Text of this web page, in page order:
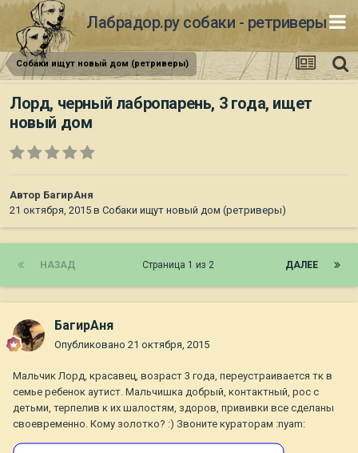
Лабрадор.ру собаки - ретриверы
Собаки ищут новый дом (ретриверы)
Лорд, черный лабропарень, 3 года, ищет
новый дом
Автор БагирАня
21 октября, 2015 в Собаки ищут новый дом (ретриверы)
НАЗАД ДАЛЕЕ
Страница 1 из 2
БагирАня
Опубликовано 21 октября, 2015
Мальчик Лорд, красавец, возраст 3 года, переустраивается тк в
семье ребенок аутист. Мальчишка добрый, контактный, рос с
детьми, терпелив к их шалостям, здоров, прививки все сделаны
своевременно. Кому золотко? :) Звоните кураторам :nyam: